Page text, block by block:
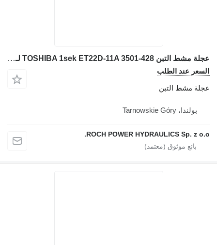
عجلة مشط التبن TOSHIBA 1sek ET22D-11A 3501-428 لـ حفارة JCB JS160W
السعر عند الطلب
عجلة مشط التبن
بولندا، Tarnowskie Góry
ROCH POWER HYDRAULICS Sp. z o.o.